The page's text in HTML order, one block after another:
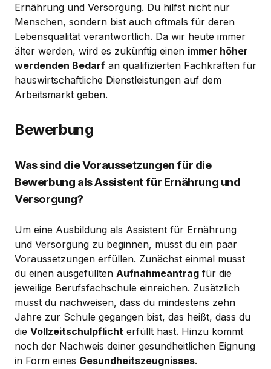
Ernährung und Versorgung. Du hilfst nicht nur
Menschen, sondern bist auch oftmals für deren
Lebensqualität verantwortlich. Da wir heute immer
älter werden, wird es zukünftig einen immer höher
werdenden Bedarf an qualifizierten Fachkräften für
hauswirtschaftliche Dienstleistungen auf dem
Arbeitsmarkt geben.
Bewerbung
Was sind die Voraussetzungen für die
Bewerbung als Assistent für Ernährung und
Versorgung?
Um eine Ausbildung als Assistent für Ernährung
und Versorgung zu beginnen, musst du ein paar
Voraussetzungen erfüllen. Zunächst einmal musst
du einen ausgefüllten Aufnahmeantrag für die
jeweilige Berufsfachschule einreichen. Zusätzlich
musst du nachweisen, dass du mindestens zehn
Jahre zur Schule gegangen bist, das heißt, dass du
die Vollzeitschulpflicht erfüllt hast. Hinzu kommt
noch der Nachweis deiner gesundheitlichen Eignung
in Form eines Gesundheitszeugnisses.